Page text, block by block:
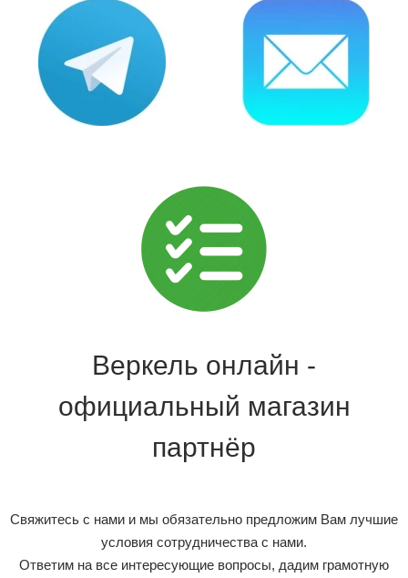
Веркель онлайн -
официальный магазин
партнёр
Свяжитесь с нами и мы обязательно предложим Вам лучшие
условия сотрудничества с нами.
Ответим на все интересующие вопросы, дадим грамотную